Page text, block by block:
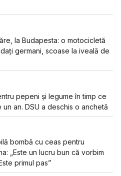
la Budapesta: o motocicletă
germani, scoase la iveală de
pepeni și legume în timp ce
an. DSU a deschis o anchetă
bombă cu ceas pentru
„Este un lucru bun că vorbim
primul pas”